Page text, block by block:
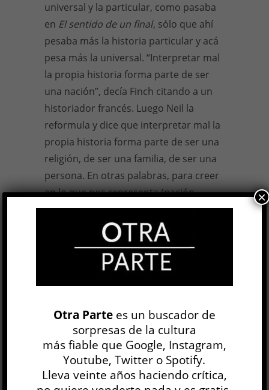
universal y la particular, como pasaba
en El sentido de un final, sólo que ahí
pesaba más la historia particular y acá
pesa más la universal. “Interpretar mal
la propia historia forma parte de ser
una nación”, decía Finch citando a un
historiador francés. Luego Neil la
reformula y dice que interpretar mal la
propia historia forma parte de ser una
religión, de ser una familia, de ser una
persona. En otras palabras, para creer
en lo que nos representa (nación,
religión, familia, persona) debemos
engañarnos a nosotros mismos. Ya lo
El sentido de un final
Historia son las mentiras de los
vencidos”. Y la memoria, como la
Historia, no es lineal; es una
construcción cambiante, una versión
que adaptamos a aquello en lo que nos
vamos convirtiendo.
Otra Partees un buscador de
sorpresas de la cultura
más fiable que Google, Instagram,
Youtube, Twitter o Spotify.
Lleva veinte años haciendo crítica,
×